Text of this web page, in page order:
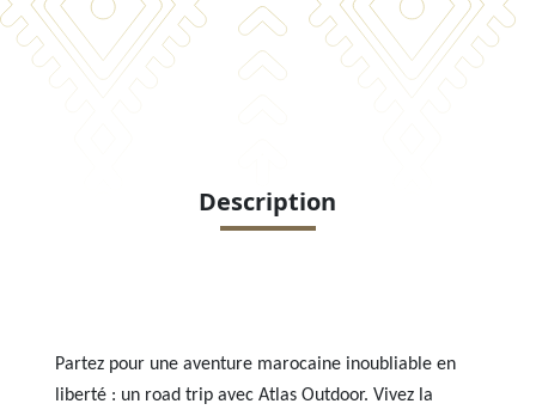
Description
Partez pour une aventure marocaine inoubliable en
liberté : un road trip avec Atlas Outdoor. Vivez la